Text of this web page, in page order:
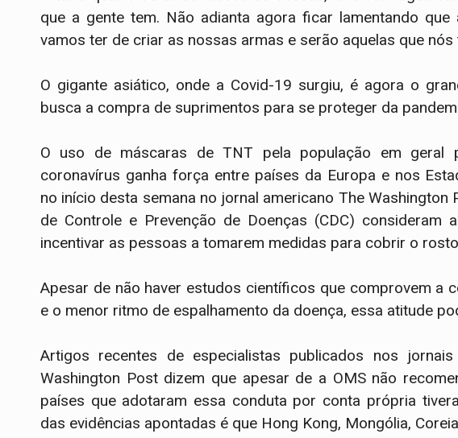
que a gente tem. Não adianta agora ficar lamentando
vamos ter de criar as nossas armas e serão aquelas que nós
O gigante asiático, onde a Covid-19 surgiu, é agora o
busca a compra de suprimentos para se proteger da
O uso de máscaras de TNT pela população em geral
coronavírus ganha força entre países da Europa e nos
no início desta semana no jornal americano The
de Controle e Prevenção de Doenças (CDC) consideram
incentivar as pessoas a tomarem medidas para cobrir o
Apesar de não haver estudos científicos que comprovem a
e o menor ritmo de espalhamento da doença, essa atitude
Artigos recentes de especialistas publicados nos
Washington Post dizem que apesar de a OMS não
países que adotaram essa conduta por conta própria
das evidências apontadas é que Hong Kong, Mongólia,